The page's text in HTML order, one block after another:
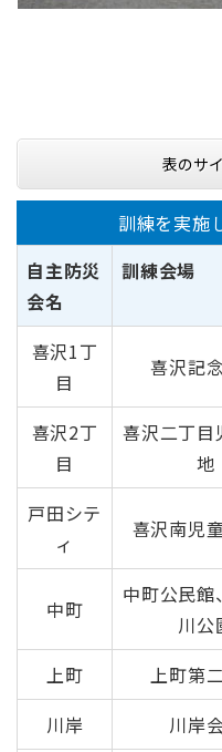
表のサ
訓練を実施
自主防災
会名
訓練会場
喜沢1丁
目
喜沢記
喜沢2丁
目
喜沢二丁目
地
戸田シテ
ィ
喜沢南児
中町
中町公民館
川公
上町 上町第
川岸
川岸